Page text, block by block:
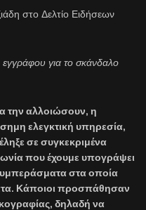
στο Δελτίο Ειδήσεων
για το σκάνδαλο
την αλλοιώσουν, η
ελεγκτική υπηρεσία,
σε συγκεκριμένα
που έχουμε υπογράψει
στα οποία
Κάποιοι προσπάθησαν
δηλαδή να